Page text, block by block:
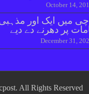
October 14,
پر دھرنے دے دیے
December 31,
All Rights Reserved